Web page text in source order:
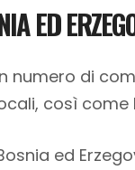
ED
numero di
così
ed